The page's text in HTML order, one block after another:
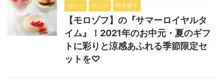
ゼリー
プリン 焼き菓子
【モロゾフ】の『サマーロイヤルタ
イム』！2021年のお中元・夏のギフ
トに彩りと涼感あふれる季節限定セ
ットを♡